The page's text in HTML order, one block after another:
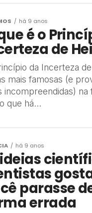
há 9 anos
é o
de
da Incerteza
mais famosas (e
incompreendidas)
que há...
há 9 anos
ideias
parasse
errada